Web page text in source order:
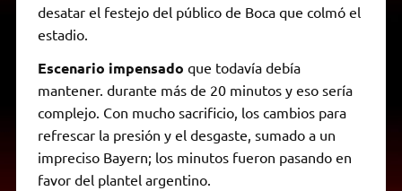
desatar el festejo del público de Boca que colmó el
estadio.
Escenario impensado que todavía debía
mantener. durante más de 20 minutos y eso sería
complejo. Con mucho sacrificio, los cambios para
refrescar la presión y el desgaste, sumado a un
impreciso Bayern; los minutos fueron pasando en
favor del plantel argentino.